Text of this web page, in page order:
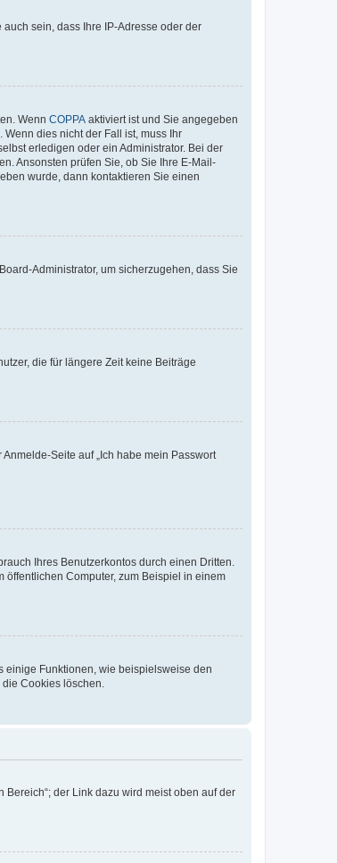
sein, dass Ihre IP-Adresse oder der
Wenn COPPA aktiviert ist und Sie angegeben
dies nicht der Fall ist, muss Ihr
erledigen oder ein Administrator. Bei der
Ansonsten prüfen Sie, ob Sie Ihre E-Mail-
wurde, dann kontaktieren Sie einen
Administrator, um sicherzugehen, dass Sie
die für längere Zeit keine Beiträge
Seite auf „Ich habe mein Passwort
Ihres Benutzerkontos durch einen Dritten.
öffentlichen Computer, zum Beispiel in einem
einige Funktionen, wie beispielsweise den
Cookies löschen.
der Link dazu wird meist oben auf der